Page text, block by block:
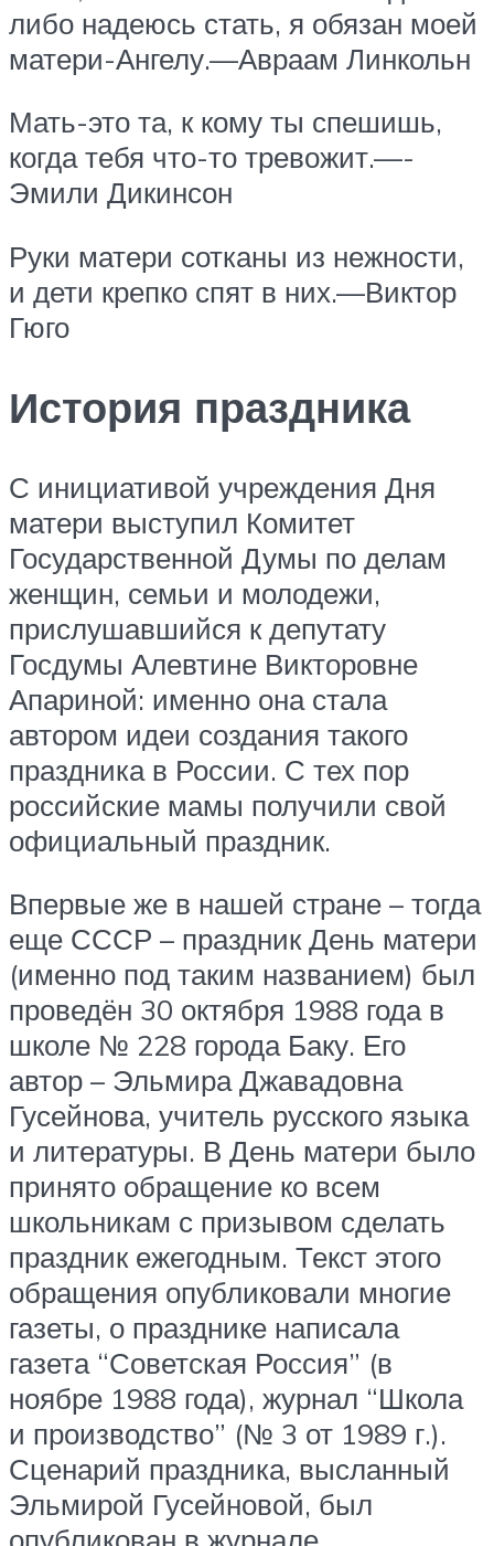
либо надеюсь стать, я обязан моей
матери-Ангелу.—Авраам Линкольн
Мать-это та, к кому ты спешишь,
когда тебя что-то тревожит.—-
Эмили Дикинсон
Руки матери сотканы из нежности,
и дети крепко спят в них.—Виктор
Гюго
История праздника
С инициативой учреждения Дня
матери выступил Комитет
Государственной Думы по делам
женщин, семьи и молодежи,
прислушавшийся к депутату
Госдумы Алевтине Викторовне
Апариной: именно она стала
автором идеи создания такого
праздника в России. С тех пор
российские мамы получили свой
официальный праздник.
Впервые же в нашей стране – тогда
еще СССР – праздник День матери
(именно под таким названием) был
проведён 30 октября 1988 года в
школе № 228 города Баку. Его
автор – Эльмира Джавадовна
Гусейнова, учитель русского языка
и литературы. В День матери было
принято обращение ко всем
школьникам с призывом сделать
праздник ежегодным. Текст этого
обращения опубликовали многие
газеты, о празднике написала
газета “Советская Россия” (в
ноябре 1988 года), журнал “Школа
и производство” (№ 3 от 1989 г.).
Сценарий праздника, высланный
Эльмирой Гусейновой, был